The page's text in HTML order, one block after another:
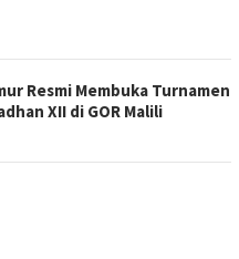
Resmi Membuka Turnamen
XII di GOR Malili